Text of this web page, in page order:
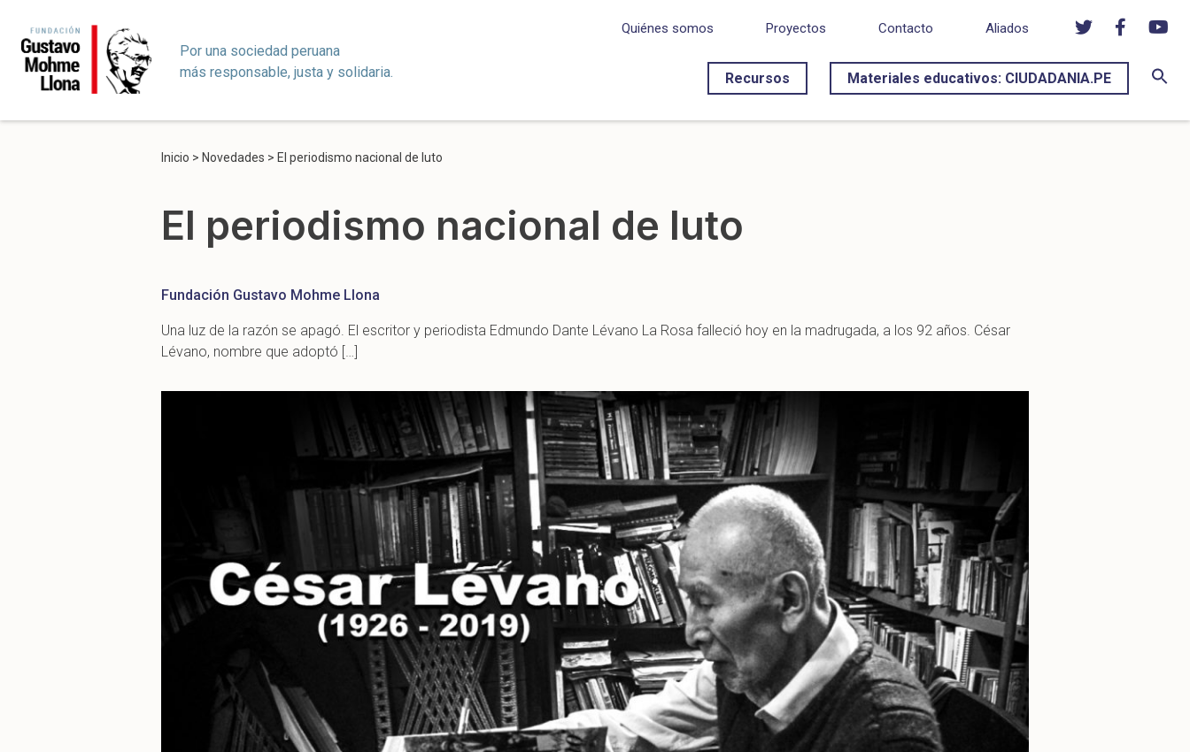
Por una sociedad peruana
más responsable, justa y solidaria.
Quiénes somos Proyectos Contacto Aliados
Recursos Materiales educativos: CIUDADANIA.PE
Inicio > Novedades > El periodismo nacional de luto
El periodismo nacional de luto
Fundación Gustavo Mohme Llona
Una luz de la razón se apagó. El escritor y periodista Edmundo Dante Lévano La Rosa falleció hoy en la madrugada, a los 92 años. César
Lévano, nombre que adoptó […]